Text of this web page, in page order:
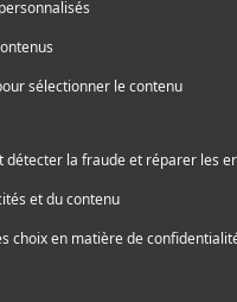
Chaque année,
critiques. La
toute façon,
avoir des gens
point de vue, sur
fait d’étirer le
Fringants était